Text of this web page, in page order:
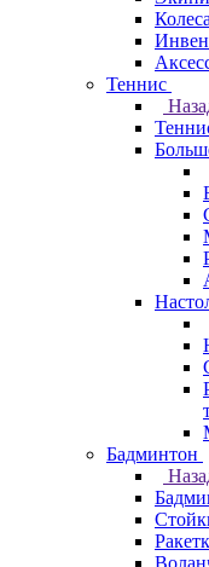
Теннис
Бадминтон